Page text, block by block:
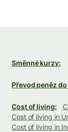
Směnné kurzy:
Převod peněz
Cost of living:
Cost of living in
Cost of living in